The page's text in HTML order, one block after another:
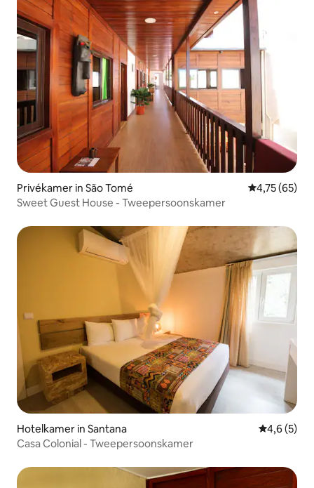
Privékamer in São Tomé Gemiddelde
4,75 (65)
Sweet Guest House - Tweepersoonskamer
Hotelkamer in Santana
4,6 (5)
Casa Colonial - Tweepersoonskamer